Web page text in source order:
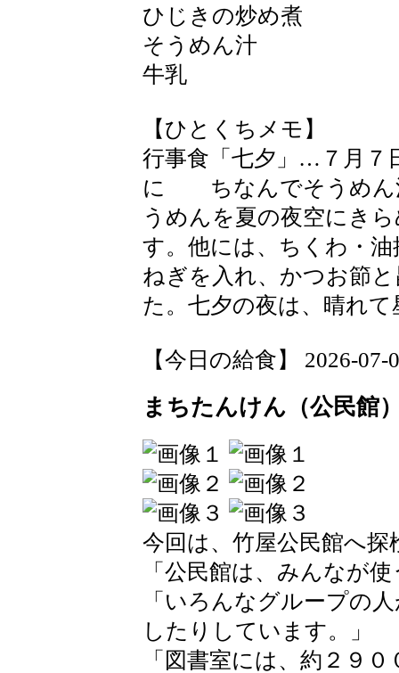
ひじきの炒め煮
そうめん汁
牛乳
【ひとくちメモ】
行事食「七夕」…７月７
に ちなんでそうめん
うめんを夏の夜空にき
す。他には、ちくわ・
ねぎを入れ、かつお節
た。七夕の夜は、晴れ
【今日の給食】 2026-07-
まちたんけん（公民館
今回は、竹屋公民館へ
「公民館は、みんなが
「いろんなグループの
したりしています。」
「図書室には、約２９